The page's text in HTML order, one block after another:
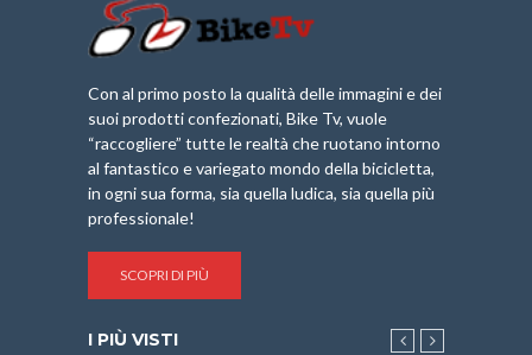
Con al primo posto la qualità delle immagini e dei
suoi prodotti confezionati, Bike Tv, vuole
“raccogliere” tutte le realtà che ruotano intorno
al fantastico e variegato mondo della bicicletta,
in ogni sua forma, sia quella ludica, sia quella più
professionale!
SCOPRI DI PIÙ
I PIÙ VISTI